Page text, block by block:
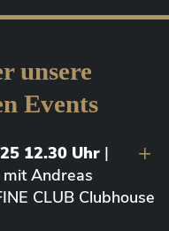
unsere
Events
12.30 Uhr |
Andreas
CLUB Clubhouse